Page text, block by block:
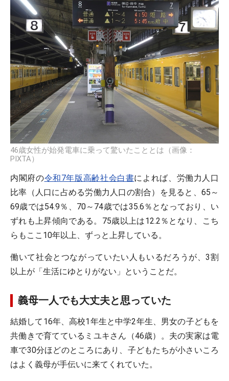
46歳女性が始発電車に乗って驚いたこととは（画像：
PIXTA）
内閣府の令和7年版高齢社会白書によれば、労働力人口
比率（人口に占める労働力人口の割合）を見ると、65～
69歳では54.9％、70～74歳では35.6％となっており、い
ずれも上昇傾向である。75歳以上は12.2％となり、こち
らもここ10年以上、ずっと上昇している。
働いて社会とつながっていたい人もいるだろうが、3割
以上が「生活にゆとりがない」ということだ。
義母一人でも大丈夫と思っていた
結婚して16年、高校1年生と中学2年生、男女の子どもを
共働きで育てているミユキさん（46歳）。夫の実家は電
車で30分ほどのところにあり、子どもたちが小さいころ
はよく義母が手伝いに来てくれていた。